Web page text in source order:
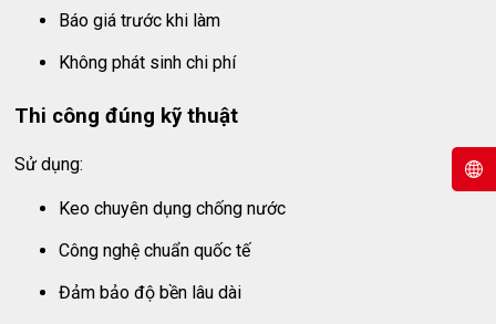
Báo giá trước khi làm
Không phát sinh chi phí
Thi công đúng kỹ thuật
Sử dụng:
Keo chuyên dụng chống nước
Công nghệ chuẩn quốc tế
Đảm bảo độ bền lâu dài